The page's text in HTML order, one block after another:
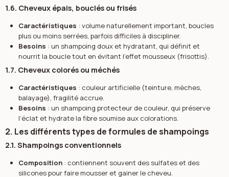
1.6. Cheveux épais, bouclés ou frisés
Caractéristiques : volume naturellement important, boucles
plus ou moins serrées, parfois difficiles à discipliner.
Besoins : un shampoing doux et hydratant, qui définit et
nourrit la boucle tout en évitant l’effet mousseux (frisottis).
1.7. Cheveux colorés ou méchés
Caractéristiques : couleur artificielle (teinture, mèches,
balayage), fragilité accrue.
Besoins : un shampoing protecteur de couleur, qui préserve
l’éclat et hydrate la fibre soumise aux colorations.
2. Les différents types de formules de shampoings
2.1. Shampoings conventionnels
Composition: contiennent souvent des sulfates et des
silicones pour faire mousser et gainer le cheveu.